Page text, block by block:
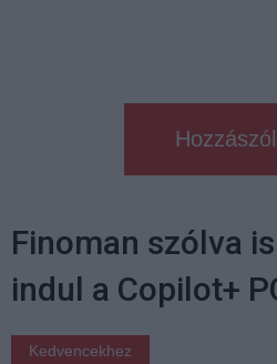
Finoman szólva
indul a Copilot+
Kedvencekhez